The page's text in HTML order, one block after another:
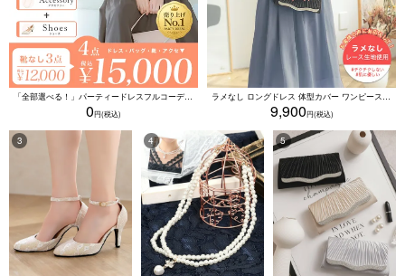
「全部選べる！」パーティードレスフルコーデセット (ドレス1点＋バッグ1点＋アクセ1点+靴1足/4点15000円(税込)/靴なしで12000円(税込))
0
ラメなし ロングドレス 体型カバー ワンピース 敏感肌対応 結婚式 二次会 お呼ばれ 大人 上品 (Sサイズ～5Lサイズ)
9,900